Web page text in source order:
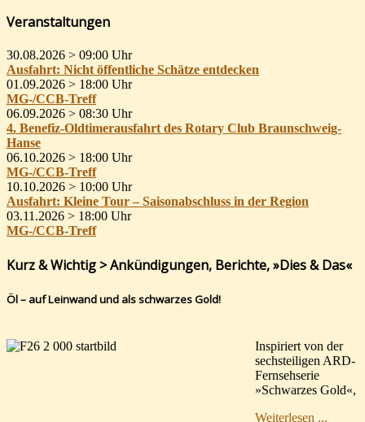
Veranstaltungen
30.08.2026 > 09:00 Uhr
Ausfahrt: Nicht öffentliche Schätze entdecken
01.09.2026 > 18:00 Uhr
MG-/CCB-Treff
06.09.2026 > 08:30 Uhr
4. Benefiz-Oldtimerausfahrt des Rotary Club Braunschweig-
Hanse
06.10.2026 > 18:00 Uhr
MG-/CCB-Treff
10.10.2026 > 10:00 Uhr
Ausfahrt: Kleine Tour – Saisonabschluss in der Region
03.11.2026 > 18:00 Uhr
MG-/CCB-Treff
Kurz & Wichtig > Ankündigungen, Berichte, »Dies & Das«
Öl – auf Leinwand und als schwarzes Gold!
Inspiriert von der
sechsteiligen ARD-
Fernsehserie
»Schwarzes Gold«,
Weiterlesen ...